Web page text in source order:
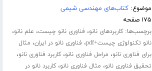
موضوع:کتاب‌های مهندسی شیمی
۱۷۵ صفحه
برچسب‌ها:کاربردهای نانو، فناوری نانو چیست، علم نانو،
نانو تکنولوژی چیست+pdf ، فناوری نانو در ایران، مثال
برای فناوری نانو، مراحل فناوری نانو،کاربرد فناوری نانو،
تحقیق فناوری نانو، مثال فناوری نانو،کاربرد نانو در